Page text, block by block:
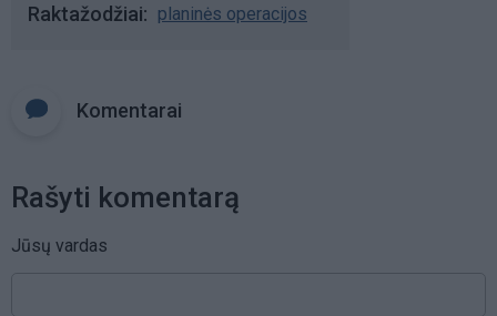
Raktažodžiai planinės operacijos
Komentarai
Rašyti komentarą
Jūsų vardas